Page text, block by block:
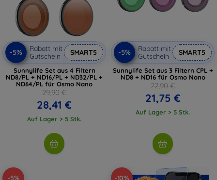
-5%
Rabatt mit
Gutschein
SMART5
Sunnylife Set aus 4 Filtern
ND8/PL + ND16/PL + ND32/PL +
ND64/PL für Osmo Nano
29,90 €
28,41 €
Auf Lager > 5 Stk.
-5%
Rabatt mit
Gutschein
SMART5
Sunnylife Set aus 3 Filtern CPL +
ND8 + ND16 für Osmo Nano
22,90 €
21,75 €
Auf Lager > 5 Stk.
-5% -10%